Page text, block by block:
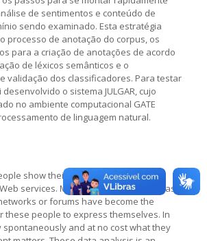
de sentimentos e conteúdo de
sendo examinado. Esta estratégia
processo de anotação do corpus, os
para a criação de anotações de acordo
de léxicos semânticos e o
validação dos classificadores. Para testar
o sistema JULGAR, cujo
no ambiente computacional GATE
de linguagem natural.
show their opinion and feelings at
services. Microblogging sites, such as
or forums have become the
these people to express themselves. In
spontaneously and at no cost what they